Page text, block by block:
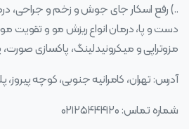
..) رفع اسکار جای جوش و زخم و جراحی،
دست و پا، درمان انواع ریزش مو و تقویت
مزوتراپی و میکرونیدلینگ، پاکسازی صورت،
آدرس: تهران، کامرانیه جنوبی، کوچه پیروز، پلاک ۱۴، طبقه ۶
شماره تماس: ۰۲۱۲۵۴۴۴۱۲۰